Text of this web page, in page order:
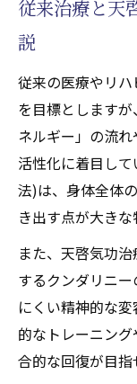
に注目
クチコ
とは
天啓気
他療法
果
治療や療法)
天啓気
方法
エネル
従来治療と天
説
従来の医療やリ
を目標とします
ネルギー」の流
活性化に着目し
法)は、身体全体
き出す点が大きな
また、天啓気功
するクンダリニ
にくい精神的な
的なトレーニン
合的な回復が目指